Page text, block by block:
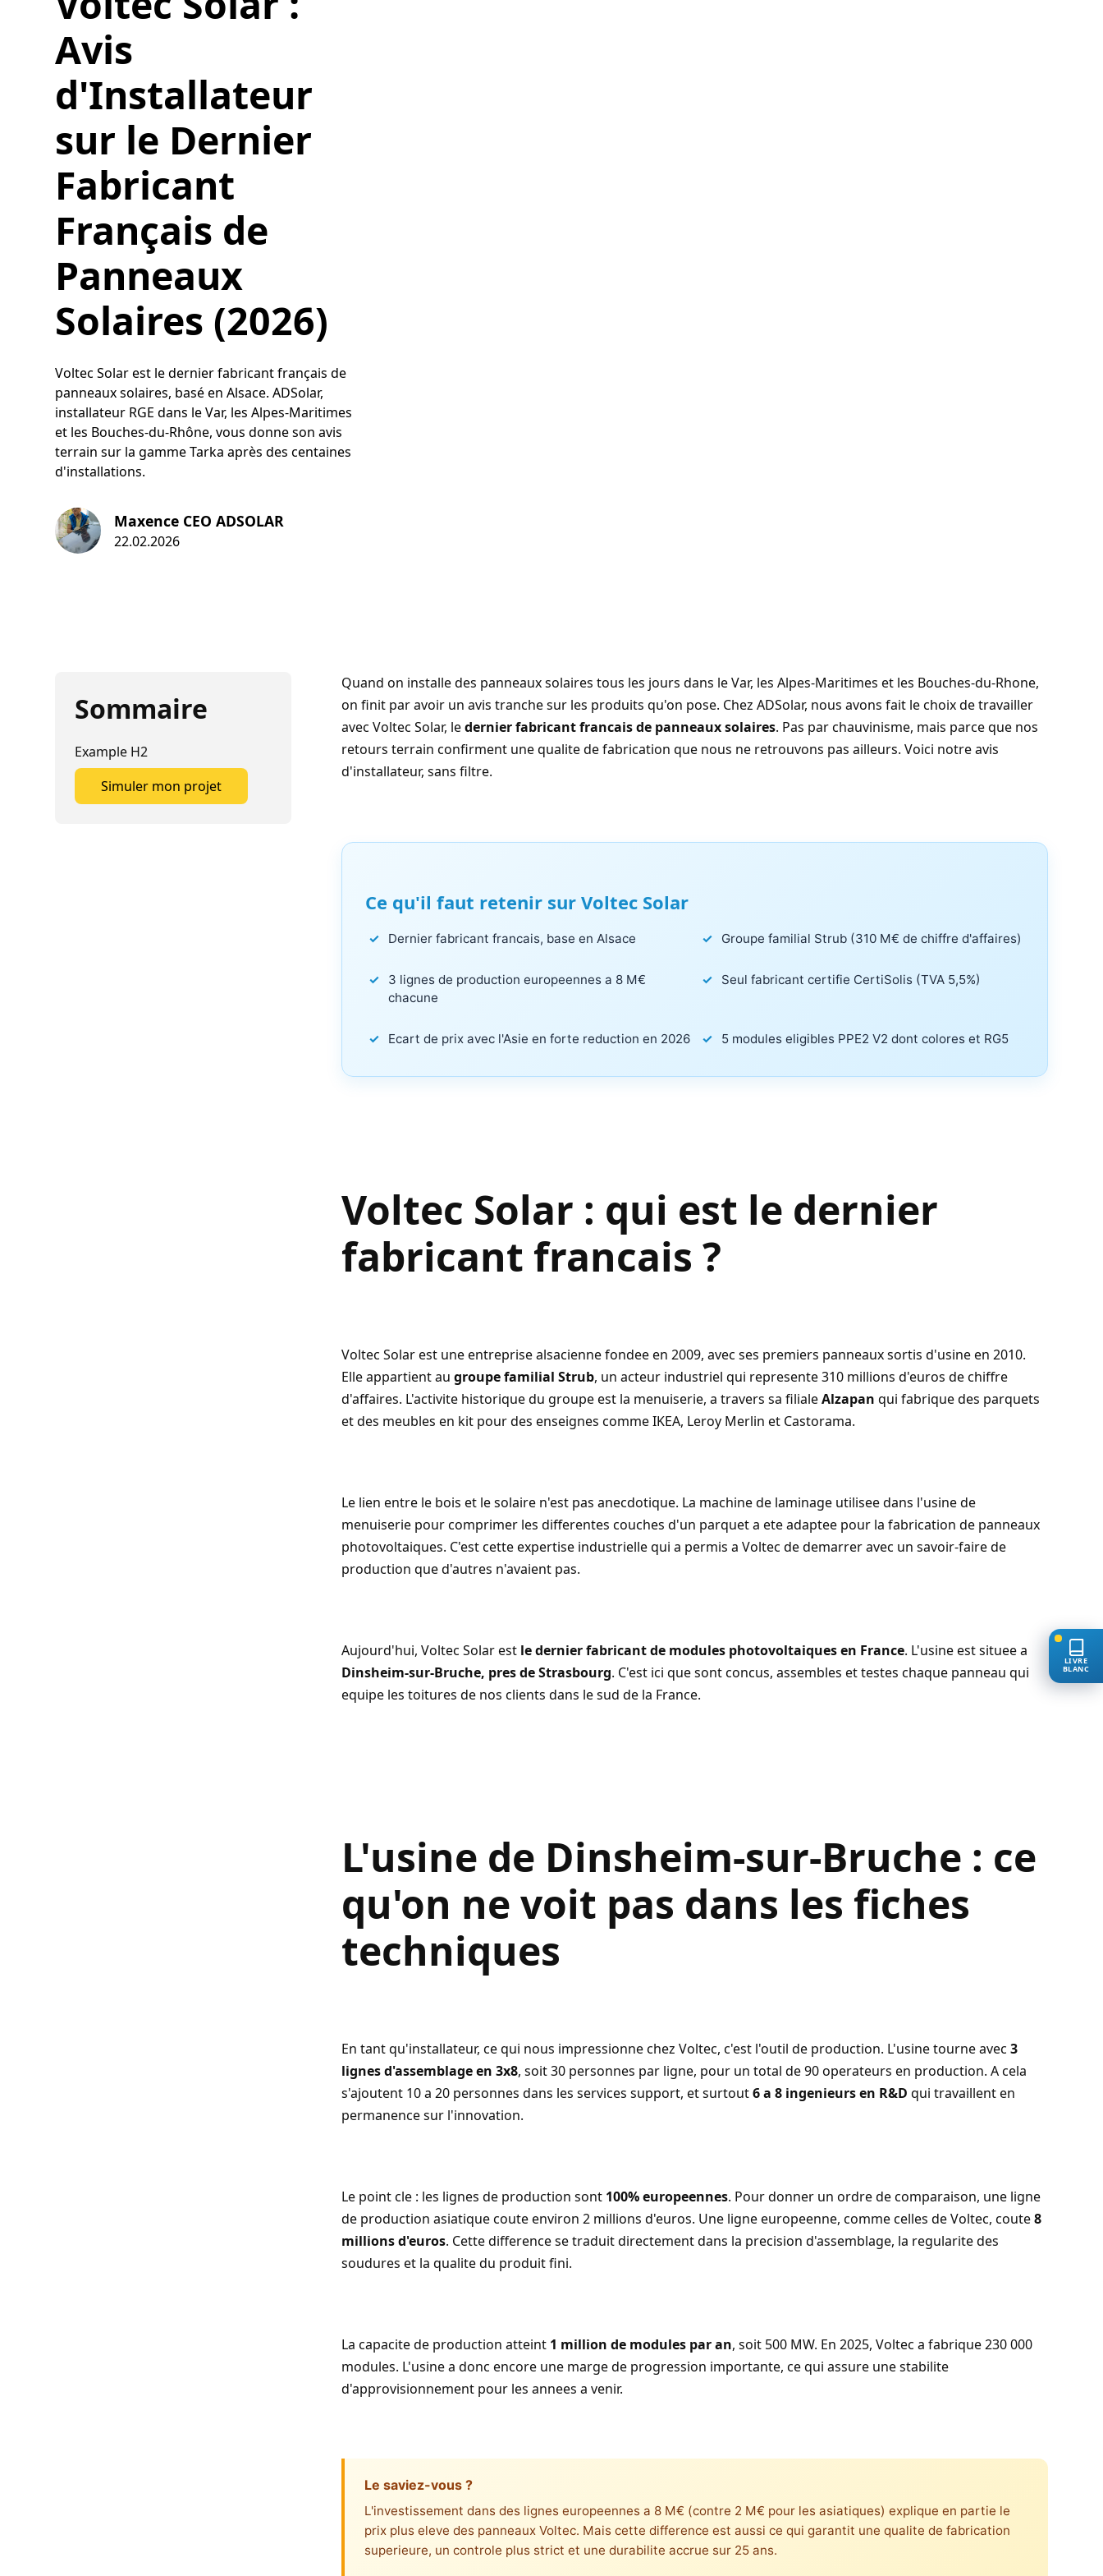
Avis
d'Installateur
sur le Dernier
Fabricant
Français de
Panneaux
Solaires (2026)
Voltec Solar est le dernier fabricant français de
panneaux solaires, basé en Alsace. ADSolar,
installateur RGE dans le Var, les Alpes-Maritimes
et les Bouches-du-Rhône, vous donne son avis
terrain sur la gamme Tarka après des centaines
d'installations.
Maxence CEO ADSOLAR
22.02.2026
Sommaire
Example H2
Simuler mon projet
Quand on installe des panneaux solaires tous les jours dans leVar, les Alpes-Maritimes et les Bouches-du-Rhone,
on finit par avoir un avis tranche sur les produits qu'on pose. ChezADSolar, nous avons fait le choix de travailler
avecVoltec Solar, ledernier fabricant francais de panneaux solaires. Pas par chauvinisme, mais parce que nos
retours terrain confirment une qualite de fabrication que nous ne retrouvons pas ailleurs. Voici notre avis
d'installateur, sans filtre.
Ce qu'il faut retenir sur Voltec Solar
Dernier fabricant francais, base en Alsace Groupe familial Strub (310 M€ de chiffre d'affaires)
3 lignes de production europeennes a 8 M€
chacune
Seul fabricant certifie CertiSolis (TVA 5,5%)
Ecart de prix avec l'Asie en forte reduction en 2026 5 modules eligibles PPE2 V2 dont colores et RG5
Voltec Solar : qui est le dernier
fabricant francais ?
Voltec Solar est une entreprise alsacienne fondee en 2009, avec ses premiers panneaux sortis d'usine en 2010.
Elle appartient augroupe familial Strub, un acteur industriel qui represente 310 millions d'euros de chiffre
d'affaires. L'activite historique du groupe est la menuiserie, a travers sa filialeAlzapan qui fabrique des parquets
et des meubles en kit pour des enseignes comme IKEA, Leroy Merlin et Castorama.
Le lien entre le bois et le solaire n'est pas anecdotique. La machine de laminage utilisee dans l'usine de
menuiserie pour comprimer les differentes couches d'un parquet a ete adaptee pour la fabrication de panneaux
photovoltaiques. C'est cette expertise industrielle qui a permis a Voltec de demarrer avec un savoir-faire de
production que d'autres n'avaient pas.
Aujourd'hui, Voltec Solar est le dernier fabricant de modules photovoltaiques en France. L'usine est situee a
Dinsheim-sur-Bruche, pres de Strasbourg. C'est ici que sont concus, assembles et testes chaque panneau qui
equipe les toitures de nos clients dans le sud de la France.
L'usine de Dinsheim-sur-Bruche : ce
qu'on ne voit pas dans les fiches
techniques
En tant qu'installateur, ce qui nous impressionne chez Voltec, c'est l'outil de production. L'usine tourne avec3
lignes d'assemblage en 3x8, soit 30 personnes par ligne, pour un total de 90 operateurs en production. A cela
s'ajoutent 10 a 20 personnes dans les services support, et surtout6 a 8 ingenieurs en R&D qui travaillent en
permanence sur l'innovation.
Le point cle : les lignes de production sont 100% europeennes. Pour donner un ordre de comparaison, une ligne
de production asiatique coute environ 2 millions d'euros. Une ligne europeenne, comme celles de Voltec, coute8
millions d'euros. Cette difference se traduit directement dans la precision d'assemblage, la regularite des
soudures et la qualite du produit fini.
La capacite de production atteint 1 million de modules par an, soit 500 MW. En 2025, Voltec a fabrique 230 000
modules. L'usine a donc encore une marge de progression importante, ce qui assure une stabilite
d'approvisionnement pour les annees a venir.
Le saviez-vous ?
L'investissement dans des lignes europeennes a 8 M€ (contre 2 M€ pour les asiatiques) explique en partie le
prix plus eleve des panneaux Voltec. Mais cette difference est aussi ce qui garantit une qualite de fabrication
superieure, un controle plus strict et une durabilite accrue sur 25 ans.
LIVRE
BLANC